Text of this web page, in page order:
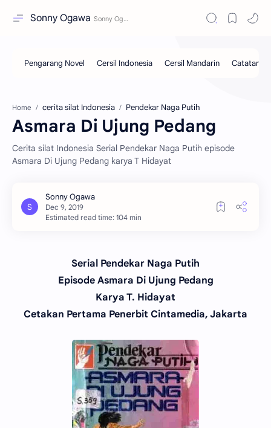
Sonny Ogawa
Home cerita silat Indonesia Pendekar Naga Putih
Asmara Di Ujung Pedang
Cerita silat Indonesia Serial Pendekar Naga Putih episode
Asmara Di Ujung Pedang karya T Hidayat
Estimated read time: 104 min
Serial Pendekar Naga Putih
Episode Asmara Di Ujung Pedang
Karya T. Hidayat
Cetakan Pertama Penerbit Cintamedia, Jakarta